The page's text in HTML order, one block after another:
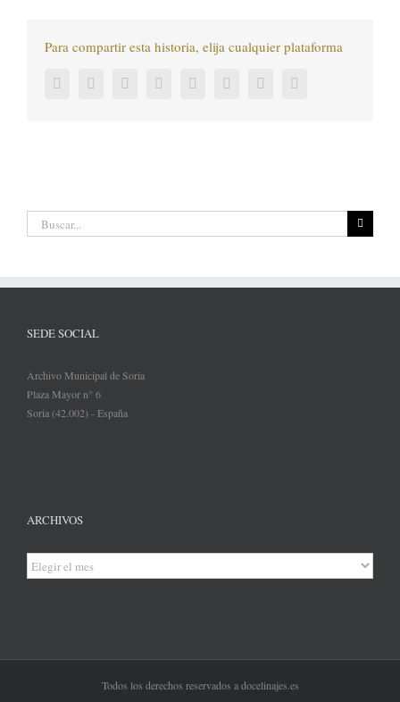
Para compartir esta historia, elija cualquier plataforma
FacebookTwitter LinkedInReddit Tumblr Pinterest
Buscar:
SEDE SOCIAL
Archivo Municipal de Soria
Plaza Mayor n° 6
Soria (42.002) - España
ARCHIVOS
Archivos
Todos los derechos reservados a docelinajes.es